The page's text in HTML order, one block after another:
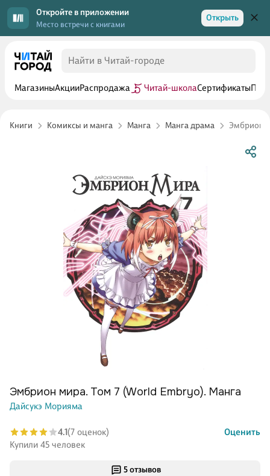
Откройте в приложении
Место встречи с книгами
Открыть
МагазиныАкцииРаспродажа Читай-школаСертификаты
Книги Комиксы и манга Манга Манга драма Эмбрион
5 отзывов
Эмбрион мира. Том 7 (World Embryo). Манга
Дайсукэ Морияма
4.1(7 оценок)
Оценить
Купили 45 человек